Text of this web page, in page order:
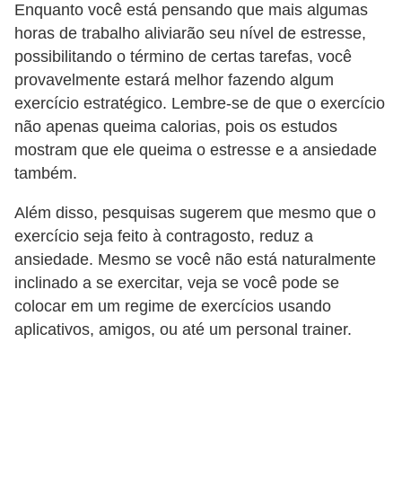
Enquanto você está pensando que mais algumas
horas de trabalho aliviarão seu nível de estresse,
possibilitando o término de certas tarefas, você
provavelmente estará melhor fazendo algum
exercício estratégico. Lembre-se de que o exercício
não apenas queima calorias, pois os estudos
mostram que ele queima o estresse e a ansiedade
também.
Além disso, pesquisas sugerem que mesmo que o
exercício seja feito à contragosto, reduz a
ansiedade. Mesmo se você não está naturalmente
inclinado a se exercitar, veja se você pode se
colocar em um regime de exercícios usando
aplicativos, amigos, ou até um personal trainer.
a
l
h
o
P
o
r
t
a
r
i
a